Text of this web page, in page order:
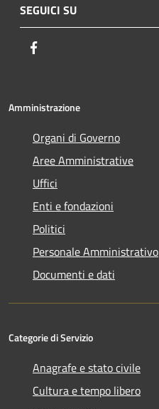
SEGUICI SU
Amministrazione
Organi di Governo
Aree Amministrative
Uffici
Enti e fondazioni
Politici
Personale Amministrativo
Documenti e dati
Categorie di Servizio
Anagrafe e stato civile
Cultura e tempo libero